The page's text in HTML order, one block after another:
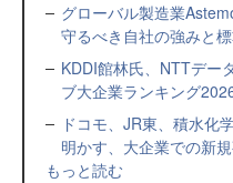
グローバル製造業
守るべき自社の強みと
KDDI館林氏、NTTデー
ブ大企業ランキング
ドコモ、JR東、積水化
明かす、大企業での新
もっと読む